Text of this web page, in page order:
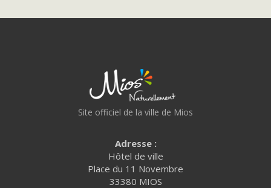
Site officiel de la ville de Mios
Adresse :
Hôtel de ville
Place du 11 Novembre
33380 MIOS